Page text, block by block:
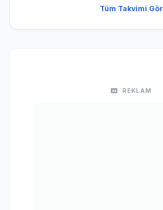
Tüm Takvimi Gör
REKLAM